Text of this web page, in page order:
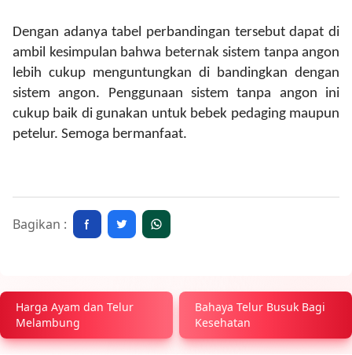
Dengan adanya tabel perbandingan tersebut dapat di
ambil kesimpulan bahwa beternak sistem tanpa angon
lebih cukup menguntungkan di bandingkan dengan
sistem angon.
Penggunaan sistem tanpa angon ini
cukup baik di gunakan untuk bebek pedaging maupun
petelur. Semoga bermanfaat.
Bagikan :
Harga Ayam dan Telur
Melambung
Bahaya Telur Busuk Bagi
Kesehatan